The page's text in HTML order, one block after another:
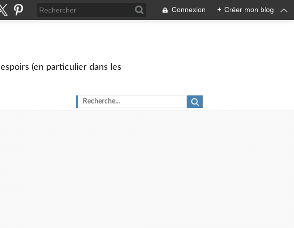
Connexion + Créer mon blog
(en particulier dans les